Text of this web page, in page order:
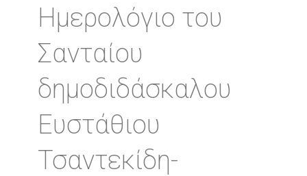
Ημερολόγιο του
Σανταίου
δημοδιδάσκαλου
Ευστάθιου
Τσαντεκίδη-